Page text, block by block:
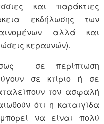
και παράκτιες
εκδήλωσης των
αλλά και
κεραυνών).
σε περίπτωση
σε κτίριο ή σε
τον ασφαλή
ότι η καταιγίδα
να είναι πολύ